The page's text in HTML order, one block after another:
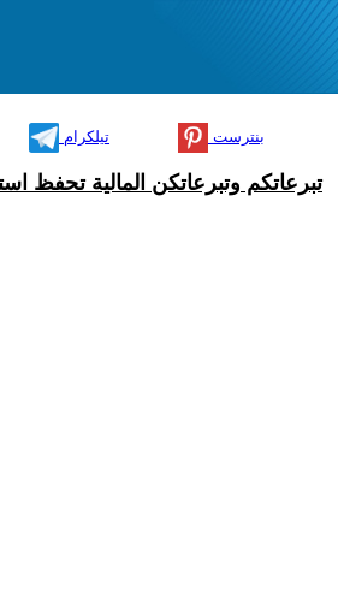
تيلكرام بنترست
تبرعاتكم وتبرعاتكن المالية تحفظ